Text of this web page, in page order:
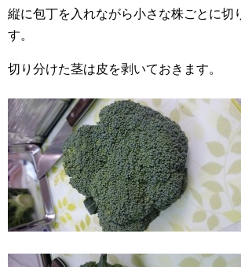
縦に包丁を入れながら小さな株ごとに切
す。
切り分けた茎は皮を剥いておきます。